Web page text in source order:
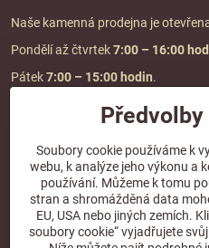
Naše kamenná prodejna je
Pondělí až čtvrtek7:00 – 16:00
Pátek7:00 – 15:00 hodin.
Doprava a platba
DOPRAVA ZDARMA
při objednávce nad2000 Kč vč.
*Nevztahuje se na paletovou
Soubory cookie používáme k
webu, k analýze jeho výkonu a
používání. Můžeme k tomu
stran a shromážděná data
EU, USA nebo jiných zemích.
soubory cookie“ vyjadřujete